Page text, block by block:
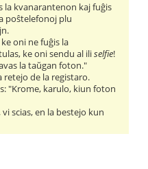
la kvanarantenon kaj fuĝis
poŝtelefonoj plu
oni ne fuĝis la
ke oni sendu al iliselfie!
la taŭgan foton."
retejo de la registaro.
"Krome, karulo, kiun foton
vi scias, en la bestejo kun